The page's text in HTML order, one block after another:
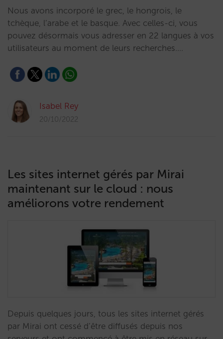
Nous avons incorporé le grec, le hongrois, le
tchèque, l’arabe et le basque. Avec celles-ci, vous
pouvez désormais vous adresser en 22 langues à vos
utilisateurs au moment de leurs recherches.…
Isabel Rey
20/10/2022
Les sites internet gérés par Mirai
maintenant sur le cloud : nous
améliorons votre rendement
Depuis quelques jours, tous les sites internet gérés
par Mirai ont cessé d’être diffusés depuis nos